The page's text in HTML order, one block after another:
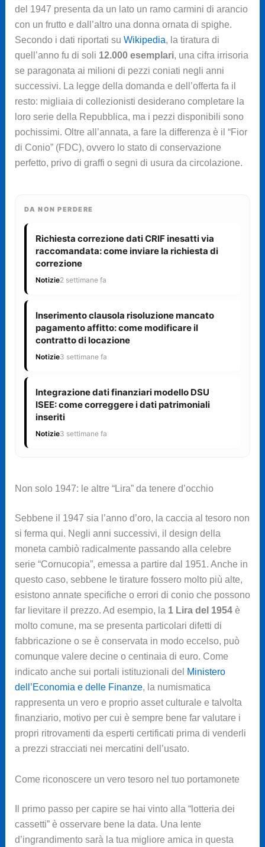
del 1947 presenta da un lato un ramo carmini di arancio
con un frutto e dall’altro una donna ornata di spighe.
Secondo i dati riportati su Wikipedia, la tiratura di
quell’anno fu di soli 12.000 esemplari, una cifra irrisoria
se paragonata ai milioni di pezzi coniati negli anni
successivi. La legge della domanda e dell’offerta fa il
resto: migliaia di collezionisti desiderano completare la
loro serie della Repubblica, ma i pezzi disponibili sono
pochissimi. Oltre all’annata, a fare la differenza è il “Fior
di Conio” (FDC), ovvero lo stato di conservazione
perfetto, privo di graffi o segni di usura da circolazione.
DA NON PERDERE
Richiesta correzione dati CRIF inesatti via
raccomandata: come inviare la richiesta di
correzione
Notizie2 settimane fa
Inserimento clausola risoluzione mancato
pagamento affitto: come modificare il
contratto di locazione
Notizie3 settimane fa
Integrazione dati finanziari modello DSU
ISEE: come correggere i dati patrimoniali
inseriti
Notizie3 settimane fa
Non solo 1947: le altre “Lira” da tenere d’occhio
Sebbene il 1947 sia l’anno d’oro, la caccia al tesoro non
si ferma qui. Negli anni successivi, il design della
moneta cambiò radicalmente passando alla celebre
serie “Cornucopia”, emessa a partire dal 1951. Anche in
questo caso, sebbene le tirature fossero molto più alte,
esistono annate specifiche o errori di conio che possono
far lievitare il prezzo. Ad esempio, la 1 Lira del 1954è
molto comune, ma se presenta particolari difetti di
fabbricazione o se è conservata in modo eccelso, può
comunque valere decine o centinaia di euro. Come
indicato anche sui portali istituzionali del
Ministero
dell’Economia e delle Finanze, la numismatica
rappresenta un vero e proprio asset culturale e talvolta
finanziario, motivo per cui è sempre bene far valutare i
propri ritrovamenti da esperti certificati prima di venderli
a prezzi stracciati nei mercatini dell’usato.
Come riconoscere un vero tesoro nel tuo portamonete
Il primo passo per capire se hai vinto alla “lotteria dei
cassetti” è osservare bene la data. Una lente
d’ingrandimento sarà la tua migliore amica in questa